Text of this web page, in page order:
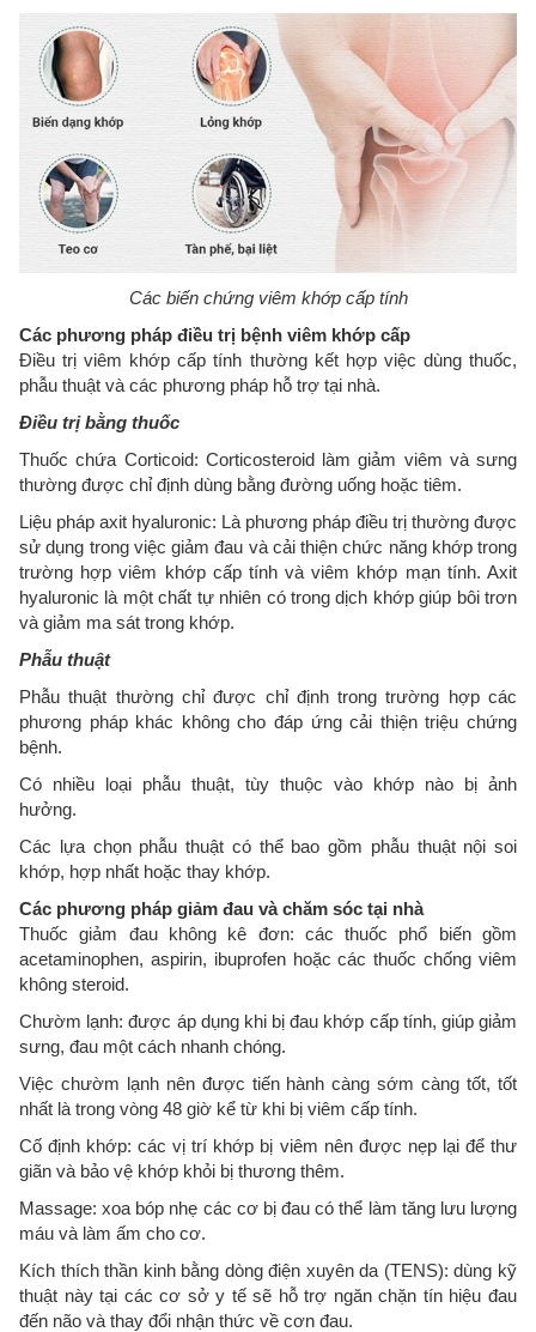
Các biến chứng viêm khớp cấp tính
Các phương pháp điều trị bệnh viêm khớp cấp
Điều trị viêm khớp cấp tính thường kết hợp việc dùng thuốc,
phẫu thuật và các phương pháp hỗ trợ tại nhà.
Điều trị bằng thuốc
Thuốc chứa Corticoid: Corticosteroid làm giảm viêm và sưng
thường được chỉ định dùng bằng đường uống hoặc tiêm.
Liệu pháp axit hyaluronic: Là phương pháp điều trị thường được
sử dụng trong việc giảm đau và cải thiện chức năng khớp trong
trường hợp viêm khớp cấp tính và viêm khớp mạn tính. Axit
hyaluronic là một chất tự nhiên có trong dịch khớp giúp bôi trơn
và giảm ma sát trong khớp.
Phẫu thuật
Phẫu thuật thường chỉ được chỉ định trong trường hợp các
phương pháp khác không cho đáp ứng cải thiện triệu chứng
bệnh.
Có nhiều loại phẫu thuật, tùy thuộc vào khớp nào bị ảnh
hưởng.
Các lựa chọn phẫu thuật có thể bao gồm phẫu thuật nội soi
khớp, hợp nhất hoặc thay khớp.
Các phương pháp giảm đau và chăm sóc tại nhà
Thuốc giảm đau không kê đơn: các thuốc phổ biến gồm
acetaminophen, aspirin, ibuprofen hoặc các thuốc chống viêm
không steroid.
Chườm lạnh: được áp dụng khi bị đau khớp cấp tính, giúp giảm
sưng, đau một cách nhanh chóng.
Việc chườm lạnh nên được tiến hành càng sớm càng tốt, tốt
nhất là trong vòng 48 giờ kể từ khi bị viêm cấp tính.
Cố định khớp: các vị trí khớp bị viêm nên được nẹp lại để thư
giãn và bảo vệ khớp khỏi bị thương thêm.
Massage: xoa bóp nhẹ các cơ bị đau có thể làm tăng lưu lượng
máu và làm ấm cho cơ.
Kích thích thần kinh bằng dòng điện xuyên da (TENS): dùng kỹ
thuật này tại các cơ sở y tế sẽ hỗ trợ ngăn chặn tín hiệu đau
đến não và thay đổi nhận thức về cơn đau.